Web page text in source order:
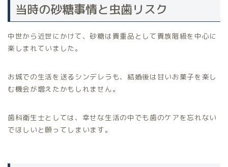
当時の砂糖事情と虫歯リスク
中世から近世にかけて、砂糖は貴重品として貴族階級を中心に
楽しまれていました。
お城での生活を送るシンデレラも、結婚後は甘いお菓子を楽し
む機会が増えたかもしれません。
歯科衛生士としては、幸せな生活の中でも歯のケアを忘れない
でほしいと願ってしまいます。